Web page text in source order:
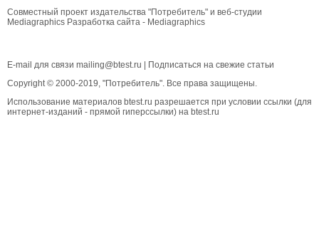
Совместный проект издательства "Потребитель" и веб-студии
Mediagraphics Разработка сайта - Mediagraphics
E-mail для связи mailing@btest.ru
Подписаться на свежие статьи
Copyright © 2000-2019, "Потребитель". Все права защищены.
Использование материалов btest.ru разрешается при условии ссылки (для
интернет-изданий - прямой гиперссылки) на btest.ru